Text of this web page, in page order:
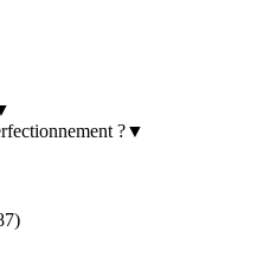
?▼
)